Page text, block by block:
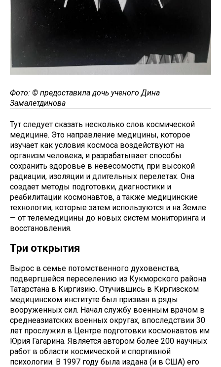
Фото: © предоставила дочь ученого Дина
Замалетдинова
Тут следует сказать несколько слов космической
медицине. Это направление медицины, которое
изучает как условия космоса воздействуют на
организм человека, и разрабатывает способы
сохранить здоровье в невесомости, при высокой
радиации, изоляции и длительных перелетах. Она
создает методы подготовки, диагностики и
реабилитации космонавтов, а также медицинские
технологии, которые затем используются и на Земле
— от телемедицины до новых систем мониторинга и
восстановления.
Три открытия
Вырос в семье потомственного духовенства,
подвергшейся переселению из Кукморского района
Татарстана в Киргизию. Отучившись в Киргизском
медицинском институте был призван в ряды
вооруженных сил. Начал службу военным врачом в
среднеазиатских военных округах, впоследствии 30
лет прослужил в Центре подготовки космонавтов им
Юрия Гагарина. Является автором более 200 научных
работ в области космической и спортивной
психологии. В 1997 году была издана (и в США) его